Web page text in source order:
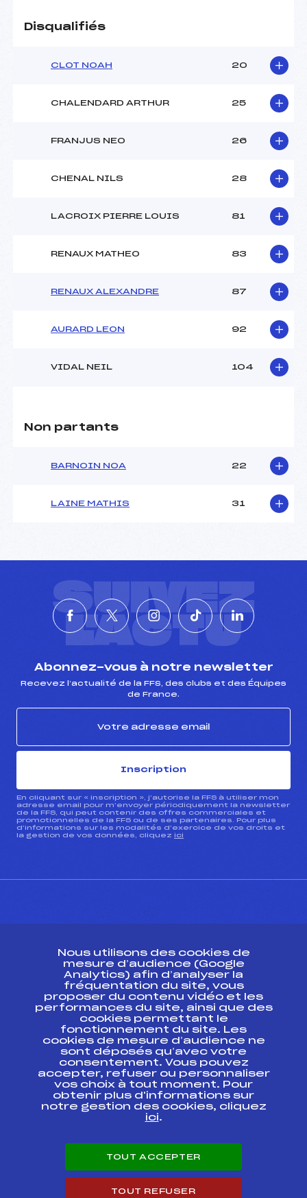
Disqualifiés
CLOT NOAH 20
CHALENDARD ARTHUR 25
FRANJUS NEO 26
CHENAL NILS 28
LACROIX PIERRE LOUIS 81
RENAUX MATHEO 83
RENAUX ALEXANDRE 87
AURARD LEON 92
VIDAL NEIL 104
Non partants
BARNOIN NOA 22
LAINE MATHIS 31
SUIVEZ
L'ACTU
Abonnez-vous à notre newsletter
Recevez l’actualité de la FFS, des clubs et des Équipes
de France.
Inscription
En cliquant sur « inscription », j’autorise la FFS à utiliser mon
adresse email pour m’envoyer périodiquement la newsletter
de la FFS, qui peut contenir des offres commerciales et
promotionnelles de la FFS ou de ses partenaires. Pour plus
d’informations sur les modalités d’exercice de vos droits et
la gestion de vos données, cliquez ici
Ressources
Pass’Neige
Projet sportif fédéral
Projet de performance fédéral
Antidopage
Pôle Développement, Formation, Suivi
Scientifique
Listes ministérielles
Pôle vie de l’athlète
Enseignement professionnel
Carrières
Nous utilisons des cookies de
mesure d’audience (Google
Analytics) afin d’analyser la
fréquentation du site, vous
proposer du contenu vidéo et les
performances du site, ainsi que des
cookies permettant le
fonctionnement du site. Les
cookies de mesure d’audience ne
sont déposés qu’avec votre
consentement. Vous pouvez
accepter, refuser ou personnaliser
vos choix à tout moment. Pour
obtenir plus d'informations sur
notre gestion des cookies, cliquez
ici.
TOUT ACCEPTER
TOUT REFUSER